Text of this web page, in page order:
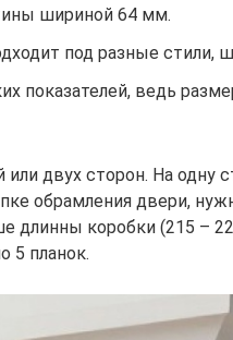
шириной 64 мм.
под разные стили,
показателей, ведь
двух сторон. На одну
обрамления двери,
длинны коробки (215 –
5 планок.